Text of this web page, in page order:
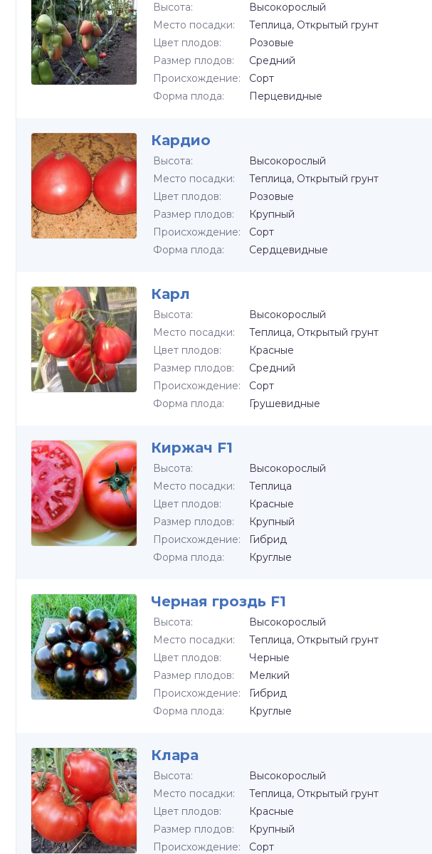
Высота:
Высокорослый
Место посадки:
Теплица, Открытый грунт
Цвет плодов:
Розовые
Размер плодов:
Средний
Происхождение:
Сорт
Форма плода:
Перцевидные
Кардио
Высота:
Высокорослый
Место посадки:
Теплица, Открытый грунт
Цвет плодов:
Розовые
Размер плодов:
Крупный
Происхождение:
Сорт
Форма плода:
Сердцевидные
Карл
Высота:
Высокорослый
Место посадки:
Теплица, Открытый грунт
Цвет плодов:
Красные
Размер плодов:
Средний
Происхождение:
Сорт
Форма плода:
Грушевидные
Киржач F1
Высота:
Высокорослый
Место посадки:
Теплица
Цвет плодов:
Красные
Размер плодов:
Крупный
Происхождение:
Гибрид
Форма плода:
Круглые
Черная гроздь F1
Высота:
Высокорослый
Место посадки:
Теплица, Открытый грунт
Цвет плодов:
Черные
Размер плодов:
Мелкий
Происхождение:
Гибрид
Форма плода:
Круглые
Клара
Высота:
Высокорослый
Место посадки:
Теплица, Открытый грунт
Цвет плодов:
Красные
Размер плодов:
Крупный
Происхождение:
Сорт